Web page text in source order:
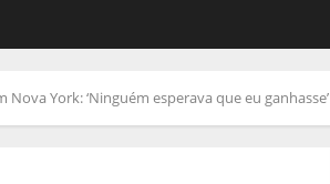
York: ‘Ninguém esperava que eu ganhasse’